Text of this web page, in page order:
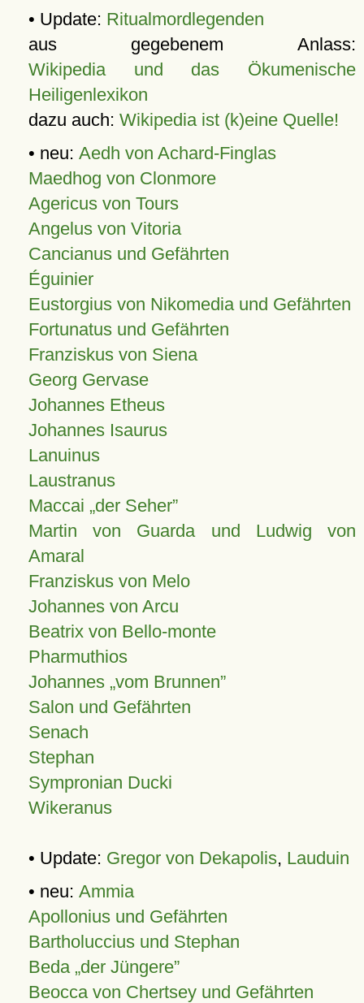
• Update: Ritualmordlegenden
aus gegebenem Anlass:
Wikipedia und das Ökumenische
Heiligenlexikon
dazu auch: Wikipedia ist (k)eine Quelle!
• neu: Aedh von Achard-Finglas
Maedhog von Clonmore
Agericus von Tours
Angelus von Vitoria
Cancianus und Gefährten
Éguinier
Eustorgius von Nikomedia und Gefährten
Fortunatus und Gefährten
Franziskus von Siena
Georg Gervase
Johannes Etheus
Johannes Isaurus
Lanuinus
Laustranus
Maccai „der Seher”
Martin von Guarda und Ludwig von
Amaral
Franziskus von Melo
Johannes von Arcu
Beatrix von Bello-monte
Pharmuthios
Johannes vom Brunnen
Salon und Gefährten
Senach
Stephan
Sympronian Ducki
Wikeranus
• Update: Gregor von Dekapolis, Lauduin
• neu: Ammia
Apollonius und Gefährten
Bartholuccius und Stephan
Beda „der Jüngere”
Beocca von Chertsey und Gefährten